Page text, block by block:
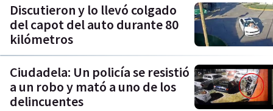
Discutieron y lo llevó colgado
del capot del auto durante 80
kilómetros
Ciudadela: Un policía se resistió
a un robo y mató a uno de los
delincuentes